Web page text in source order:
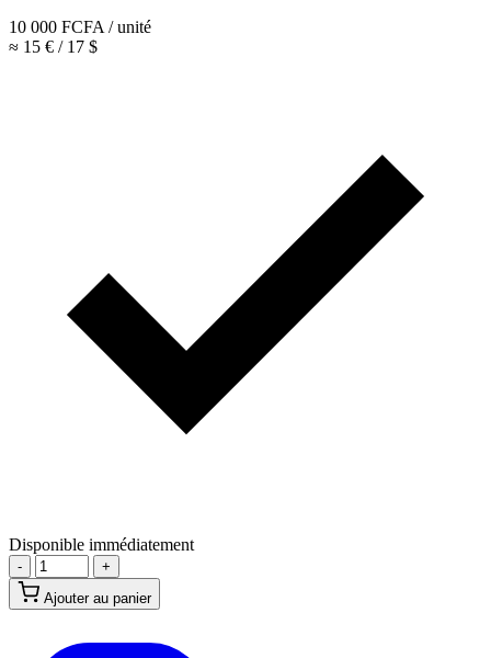
10 000 FCFA / unité
≈ 15 € / 17 $
Disponible immédiatement
-
+
Ajouter au panier